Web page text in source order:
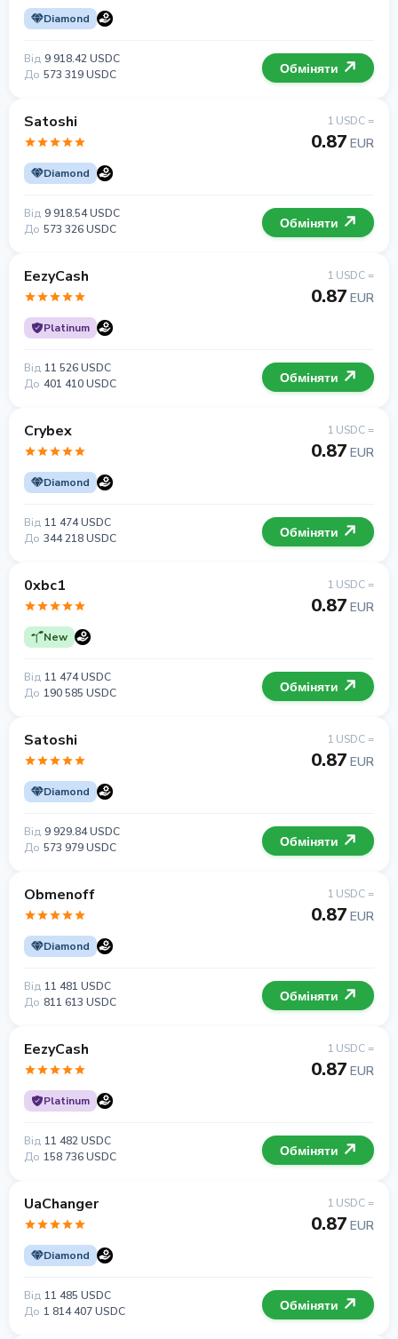
Diamond
Від 9 918.42 USDC
До 573 319 USDC Обміняти
Satoshi
Diamond
1 USDC =
0.87 EUR
Від 9 918.54 USDC
До 573 326 USDC Обміняти
EezyCash
Platinum
1 USDC =
0.87 EUR
Від 11 526 USDC
До 401 410 USDC Обміняти
Crybex
Diamond
1 USDC =
0.87 EUR
Від 11 474 USDC
До 344 218 USDC Обміняти
0xbc1
New
1 USDC =
0.87 EUR
Від 11 474 USDC
До 190 585 USDC Обміняти
Satoshi
Diamond
1 USDC =
0.87 EUR
Від 9 929.84 USDC
До 573 979 USDC Обміняти
Obmenoff
Diamond
1 USDC =
0.87 EUR
Від 11 481 USDC
До 811 613 USDC Обміняти
EezyCash
Platinum
1 USDC =
0.87 EUR
Від 11 482 USDC
До 158 736 USDC Обміняти
UaChanger
Diamond
1 USDC =
0.87 EUR
Від 11 485 USDC
До 1 814 407 USDC Обміняти